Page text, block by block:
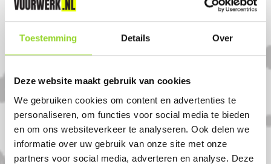
Toestemming Details Over
Deze website maakt gebruik van cookies
We gebruiken cookies om content en advertenties te
personaliseren, om functies voor social media te bieden
en om ons websiteverkeer te analyseren. Ook delen we
informatie over uw gebruik van onze site met onze
partners voor social media, adverteren en analyse. Deze
Woensdag 31 Dec 9:00-17:00 uur
Komt u uit Angeren?
Koop uw vuurwerk dan bij Tuincentrum
de Pas in Gendt. U bent van harte
welkom! U bent uiteraard ook welkom als
u uit Elst, Pannerden of Arnhem komt.